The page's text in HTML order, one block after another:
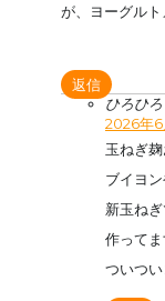
が、ヨーグルト
返信
ひろひろ
2026年6
玉ねぎ
ブイヨ
新玉ね
作ってま
ついつ